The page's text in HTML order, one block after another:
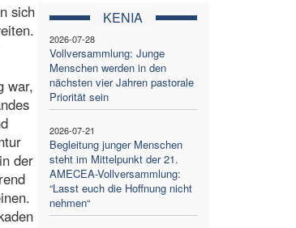
KENIA
2026-07-28
Vollversammlung: Junge
Menschen werden in den
nächsten vier Jahren pastorale
Priorität sein
2026-07-21
Begleitung junger Menschen
steht im Mittelpunkt der 21.
AMECEA-Vollversammlung:
“Lasst euch die Hoffnung nicht
nehmen“
sich
war,
der